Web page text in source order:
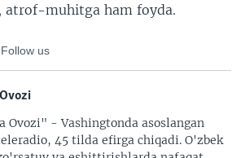
atrof-muhitga ham foyda.
Follow us
Ovozi" - Vashingtonda asoslangan
45 tilda efirga chiqadi. O'zbek